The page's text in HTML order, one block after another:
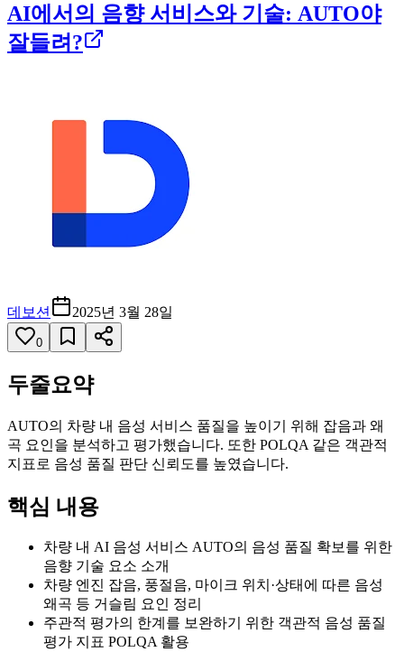
AI에서의 음향 서비스와 기술: AUTO야
잘들려?
데보션 2025년 3월 28일
0
두줄요약
AUTO의 차량 내 음성 서비스 품질을 높이기 위해 잡음과 왜
곡 요인을 분석하고 평가했습니다. 또한 POLQA 같은 객관적
지표로 음성 품질 판단 신뢰도를 높였습니다.
핵심 내용
차량 내 AI 음성 서비스 AUTO의 음성 품질 확보를 위한
음향 기술 요소 소개
차량 엔진 잡음, 풍절음, 마이크 위치·상태에 따른 음성
왜곡 등 거슬림 요인 정리
주관적 평가의 한계를 보완하기 위한 객관적 음성 품질
평가 지표 POLQA 활용